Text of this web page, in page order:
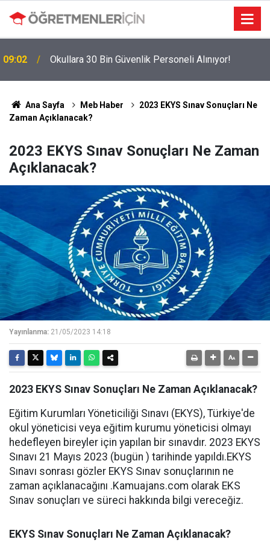
19:01
Öncelik Hangi Alanın Oldu?
Ana Sayfa Meb Haber
2023 EKYS Sınav Sonuçları Ne
Zaman Açıklanacak?
2023 EKYS Sınav Sonuçları Ne Zaman
Açıklanacak?
Yayınlanma: 21/05/2023 14:18
2023 EKYS Sınav Sonuçları Ne Zaman Açıklanacak?
Eğitim Kurumları Yöneticiliği Sınavı (EKYS), Türkiye'de
okul yöneticisi veya eğitim kurumu yöneticisi olmayı
hedefleyen bireyler için yapılan bir sınavdır. 2023 EKYS
Sınavı 21 Mayıs 2023 (bugün ) tarihinde yapıldı.EKYS
Sınavı sonrası gözler EKYS Sınav sonuçlarının ne
zaman açıklanacağını .Kamuajans.com olarak EKS
Sınav sonuçları ve süreci hakkında bilgi vereceğiz.
EKYS Sınav Sonuçları Ne Zaman Açıklanacak?